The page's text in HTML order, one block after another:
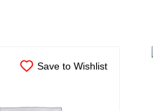
Save to Wishlist